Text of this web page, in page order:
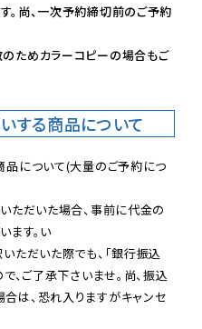
。尚、一次予約締切前のご予約
ためカラーコピーの場合もご
する商品について
について(大量のご予約につ
ただいた場合、事前に代金の
ます。い
ただいた際でも、「銀行振込
、ご了承下さいませ。尚、振込
は、恐れ入りますがキャンセ